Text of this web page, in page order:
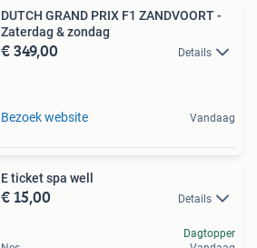
DUTCH GRAND PRIX F1 ZANDVOORT -
Zaterdag & zondag
€ 349,00 Details
Bezoek website Vandaag
E ticket spa well
€ 15,00 Details
Dagtopper